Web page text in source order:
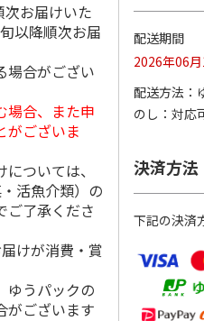
ＷＥＢ定期便つぶら
4.6 （11）
3,580円
(送料・税込)
ももうめ
4.4
3,460
(送料・税
お届けいた
以降順次お届
場合がござい
場合、また申
がございま
ついては、
活魚介類）の
ご了承くださ
けが消費・賞
ゆうパックの
がございます
配送期間
2026年06
配送方法
のし
対応
決済方法
下記の決済